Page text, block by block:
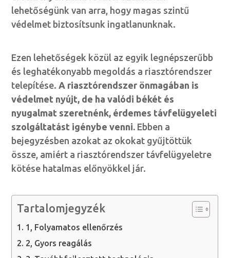
lehetőségünk van arra, hogy magas szintű
védelmet biztosítsunk ingatlanunknak.
Ezen lehetőségek közül az egyik legnépszerűbb
és leghatékonyabb megoldás a riasztórendszer
telepítése.A riasztórendszer önmagában is
védelmet nyújt, de ha valódi békét és
nyugalmat szeretnénk, érdemes távfelügyeleti
szolgáltatást igénybe venni. Ebben a
bejegyzésben azokat az okokat gyűjtöttük
össze, amiért a riasztórendszer távfelügyeletre
kötése hatalmas előnyökkel jár.
Tartalomjegyzék
1, Folyamatos ellenőrzés
2, Gyors reagálás